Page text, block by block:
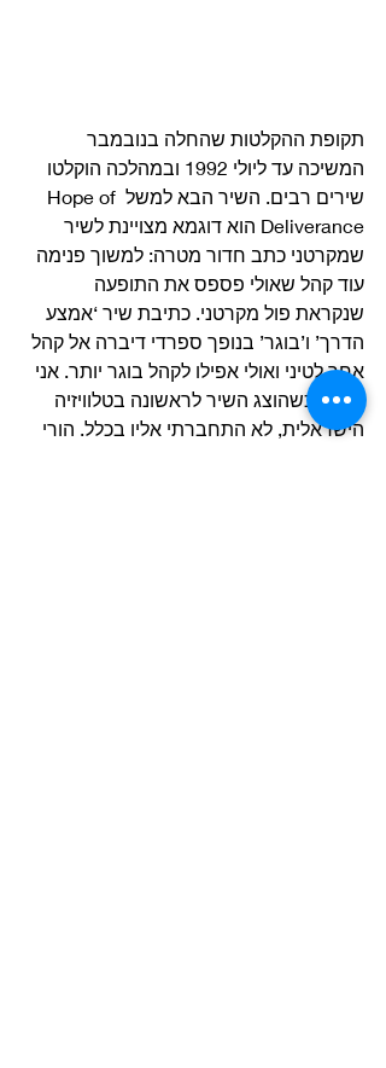
תקופת ההקלטות שהחלה בנובמבר
המשיכה עד ליולי 1992 ובמהלכה הוקלטו
שירים רבים. השיר הבא למשל Hope of
Deliverance הוא דוגמא מצויינת לשיר
שמקרטני כתב חדור מטרה: למשוך פנימה
עוד קהל שאולי פספס את התופעה
שנקראת פול מקרטני. כתיבת שיר ‘אמצע
הדרך’ ו’בוגר’ בנופך ספרדי דיברה אל קהל
אחר לטיני ואולי אפילו לקהל בוגר יותר. אני
זוכר שכשהוצג השיר לראשונה בטלוויזיה
הישראלית, לא התחברתי אליו בכלל. הורי